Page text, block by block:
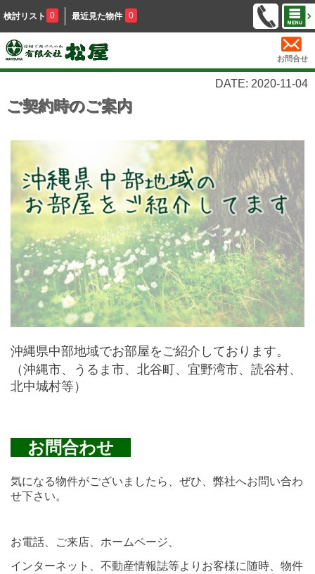
検討リスト 0 最近見た物件 0
お問合せ
DATE: 2020-11-04
ご契約時のご案内
沖縄県中部地域でお部屋をご紹介しております。
（沖縄市、うるま市、北谷町、宜野湾市、読谷村、
北中城村等）
お問合わせ
気になる物件がございましたら、ぜひ、弊社へお問い合わ
せ下さい。
お電話、ご来店、ホームページ、
インターネット、 不動産情報誌等より お客様に随時、物件